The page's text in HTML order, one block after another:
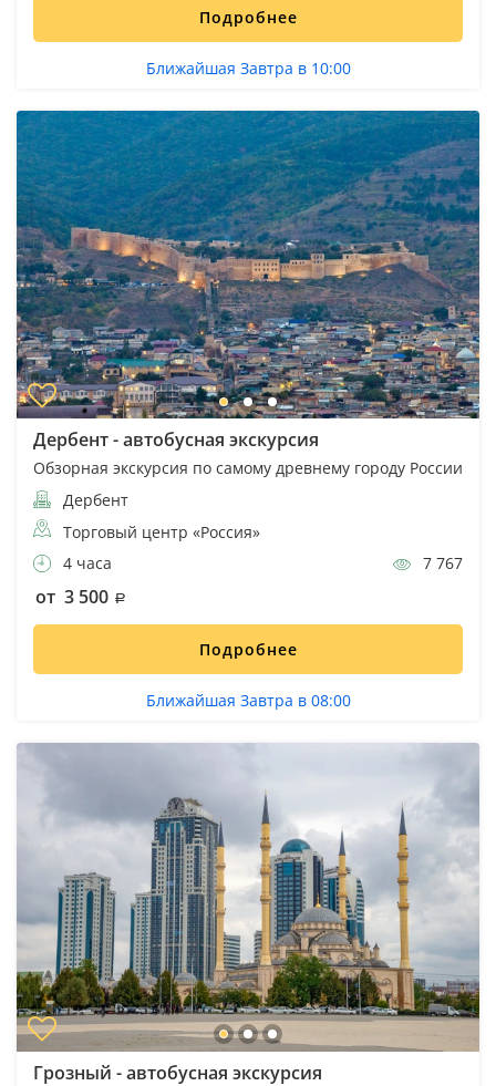
Подробнее
Ближайшая Завтра в 10:00
Дербент - автобусная экскурсия
Обзорная экскурсия по самому древнему городу России
Дербент
Торговый центр «Россия»
4 часа
7 767
от 3 500
Подробнее
Ближайшая Завтра в 08:00
Грозный - автобусная экскурсия